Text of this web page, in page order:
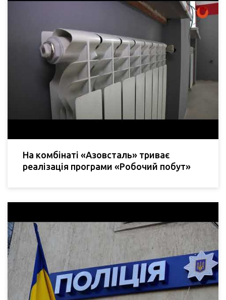
На комбінаті «Азовсталь» триває
реалізація програми «Робочий побут»